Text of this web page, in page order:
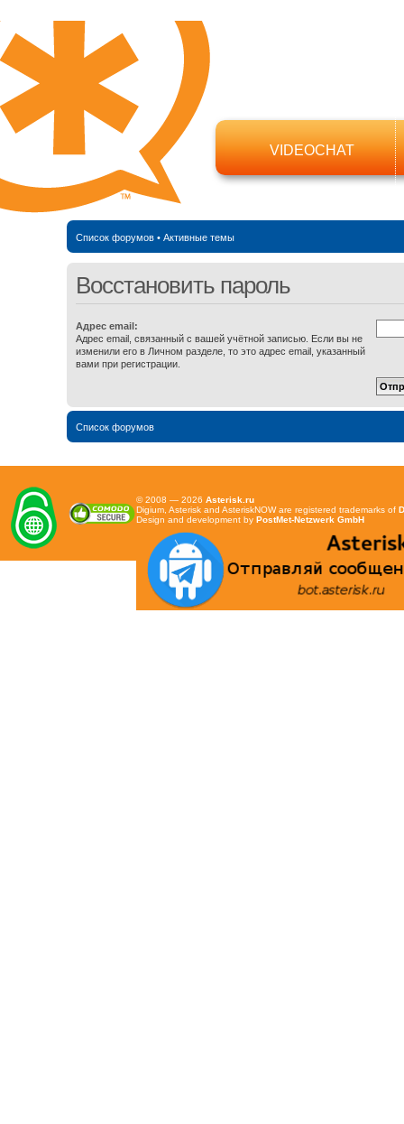
VIDEOCHAT
Список форумов• Активные темы
Восстановить пароль
Адрес email:
Адрес email, связанный с вашей учётной записью. Если вы не
изменили его в Личном разделе, то это адрес email, указанный
вами при регистрации.
Список форумов
© 2008 — 2026 Asterisk.ru
Digium, Asterisk and AsteriskNOW are registered trademarks of
Design and development by PostMet-Netzwerk GmbH